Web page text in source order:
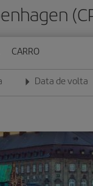
CARRO
formato dia/mês/ano
Data de volta
Insira a data no